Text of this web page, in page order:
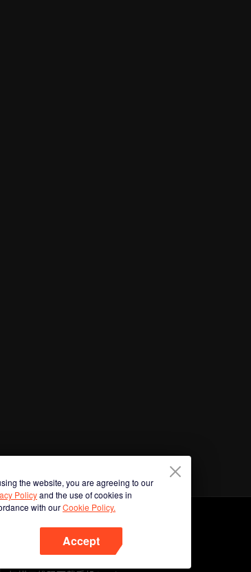
the website, you are agreeing to our
Policyand the use of cookies in
with ourCookie Policy.
Accept